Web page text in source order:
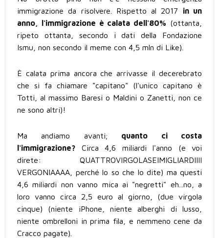
immigrazione da risolvere. Rispetto al 2017 in un
anno, l'immigrazione è calata dell'80% (ottanta,
ripeto ottanta, secondo i dati della Fondazione
Ismu, non secondo il meme con 4,5 mln di Like).
È calata prima ancora che arrivasse il decerebrato
che si fa chiamare "capitano" (l'unico capitano è
Totti, al massimo Baresi o Maldini o Zanetti, non ce
ne sono altri)!
Ma andiamo avanti; quanto ci costa
l'immigrazione? Circa 4,6 miliardi l'anno (e voi
direte: QUATTROVIRGOLASEIMIGLIARDIIII
VERGONIAAAA, perché lo so che lo dite) ma questi
4,6 miliardi non vanno mica ai "negretti" eh...no, a
loro vanno circa 2,5 euro al giorno, (due virgola
cinque) (niente iPhone, niente alberghi di lusso,
niente ombrelloni in prima fila, e nemmeno cene da
Cracco pagate).